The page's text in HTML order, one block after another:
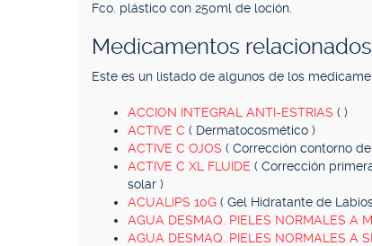
Fco. plástico con 250ml de loción.
Medicamentos relacionados
Este es un listado de algunos de los
ACCION INTEGRAL ANTI-ESTRIAS ( )
ACTIVE C ( Dermatocosmético )
ACTIVE C OJOS ( Corrección contorno
ACTIVE C XL FLUIDE ( Corrección
solar )
ACUALIPS 10G ( Gel Hidratante de
AGUA DESMAQ. PIELES NORMALES A
AGUA DESMAQ. PIELES NORMALES A